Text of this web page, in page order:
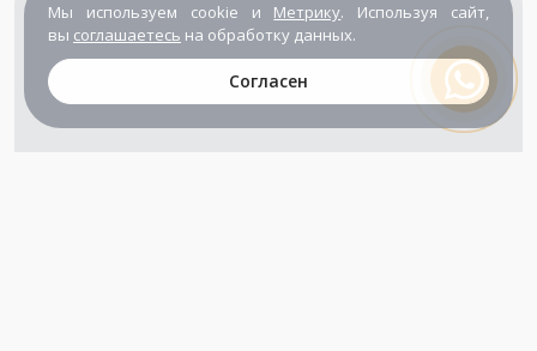
Мы используем cookie и Метрику. Используя сайт,
вы соглашаетесь на обработку данных.
Согласен